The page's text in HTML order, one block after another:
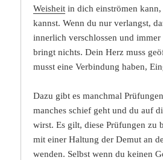
Weisheit in dich einströmen
kannst. Wenn du nur verlangst,
innerlich verschlossen und immer
bringt nichts. Dein Herz muss
musst eine Verbindung haben,
Dazu gibt es manchmal
manches schief geht und du auf
wirst. Es gilt, diese Prüfungen zu
mit einer Haltung der Demut an
wenden. Selbst wenn du keinen